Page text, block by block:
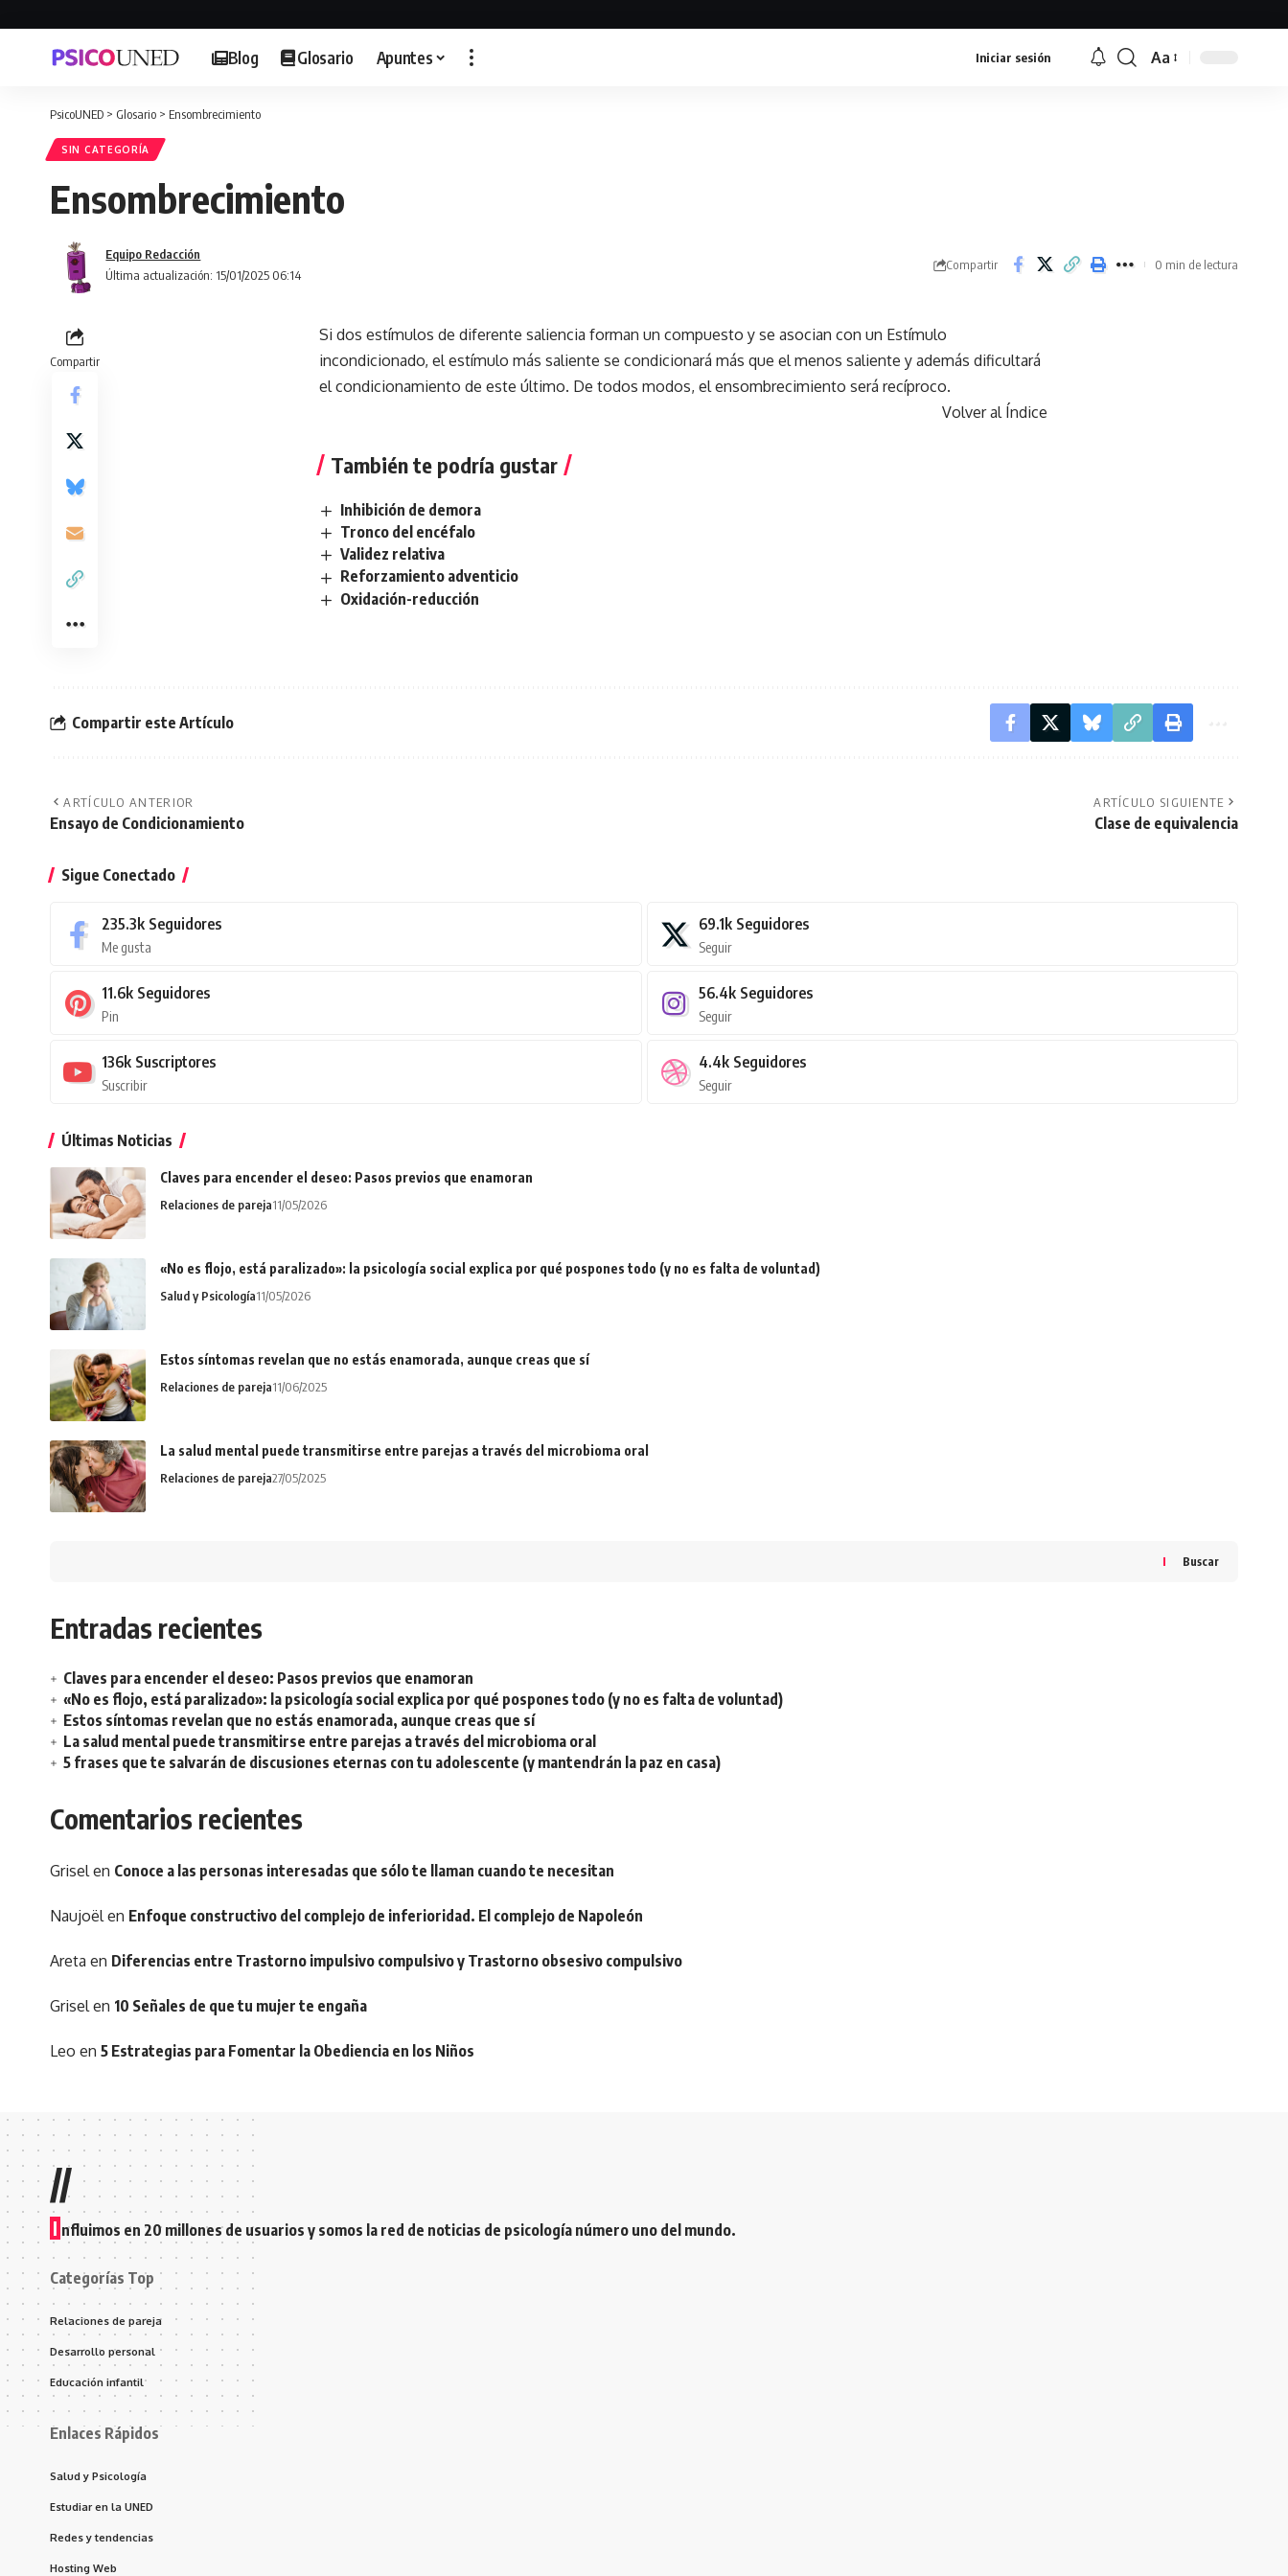
Blog Glosario Apuntes Iniciar sesión
Font
Aa
PsicoUNED > Glosario > Ensombrecimiento
SIN CATEGORÍA
Ensombrecimiento
Última actualización: 15/01/2025 06:14
Equipo Redacción
Compartir 0 min de lectura
Compartir
Si dos estímulos de diferente saliencia forman un compuesto y se asocian con un Estímulo
incondicionado, el estímulo más saliente se condicionará más que el menos saliente y además dificultará
el condicionamiento de este último. De todos modos, el ensombrecimiento será recíproco.
Volver al Índice
También te podría gustar
Inhibición de demora
Tronco del encéfalo
Validez relativa
Reforzamiento adventicio
Oxidación-reducción
Compartir este Artículo
ARTÍCULO ANTERIOR
Ensayo de Condicionamiento
ARTÍCULO SIGUIENTE
Clase de equivalencia
Sigue Conectado
235.3k Seguidores
Me gusta
69.1k Seguidores
Seguir
11.6k Seguidores
Pin
56.4k Seguidores
Seguir
136k Suscriptores
Suscribir
4.4k Seguidores
Seguir
Últimas Noticias
Claves para encender el deseo: Pasos previos que enamoran
Relaciones de pareja11/05/2026
«No es flojo, está paralizado»: la psicología social explica por qué pospones todo (y no es falta de voluntad)
Salud y Psicología11/05/2026
Estos síntomas revelan que no estás enamorada, aunque creas que sí
Relaciones de pareja11/06/2025
La salud mental puede transmitirse entre parejas a través del microbioma oral
Relaciones de pareja27/05/2025
Buscar
Entradas recientes
Claves para encender el deseo: Pasos previos que enamoran
«No es flojo, está paralizado»: la psicología social explica por qué pospones todo (y no es falta de voluntad)
Estos síntomas revelan que no estás enamorada, aunque creas que sí
La salud mental puede transmitirse entre parejas a través del microbioma oral
5 frases que te salvarán de discusiones eternas con tu adolescente (y mantendrán la paz en casa)
Comentarios recientes
Griselen Conoce a las personas interesadas que sólo te llaman cuando te necesitan
Naujoëlen Enfoque constructivo del complejo de inferioridad. El complejo de Napoleón
Areta en Diferencias entre Trastorno impulsivo compulsivo y Trastorno obsesivo compulsivo
Griselen 10 Señales de que tu mujer te engaña
Leo en 5 Estrategias para Fomentar la Obediencia en los Niños
//
I nfluimos en 20 millones de usuarios y somos la red de noticias de psicología número uno del mundo.
Categorías Top
Relaciones de pareja
Desarrollo personal
Educación infantil
Enlaces Rápidos
Salud y Psicología
Estudiar en la UNED
Redes y tendencias
Hosting Web